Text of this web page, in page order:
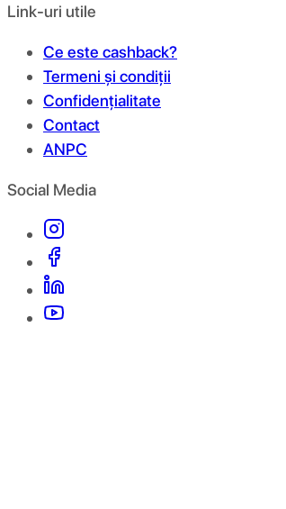
Link-uri utile
Ce este cashback?
Termeni și condiții
Confidențialitate
Contact
ANPC
Social Media